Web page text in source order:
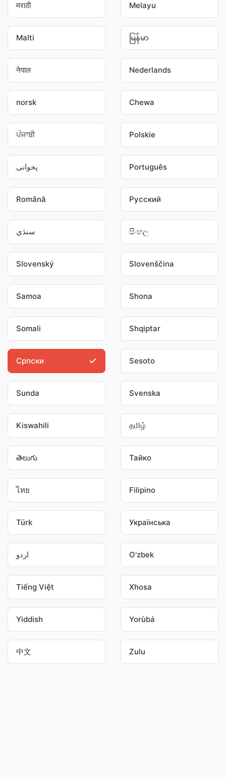
मराठी Melayu
Malti မြန်မာ
नेपाल Nederlands
norsk Chewa
ਪੰਜਾਬੀ Polskie
پخوانی Português
Română Pусский
سنڌي සිංහල
Slovenský Slovenščina
Samoa Shona
Somali Shqiptar
Српски Sesoto
Sunda Svenska
Kiswahili தமிழ்
తెలుగు Тайко
ไทย Filipino
Türk Українська
اردو O'zbek
Tiếng Việt Xhosa
Yiddish Yorùbá
中文 Zulu